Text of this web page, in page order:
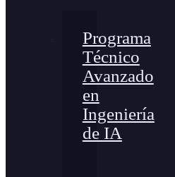
Programa
Técnico
Avanzado
en
Ingeniería
de IA